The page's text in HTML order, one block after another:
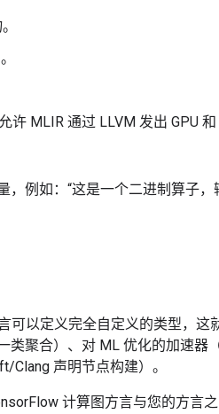
MLIR 通过 LLVM 发出 GPU 和
例如：“这是一个二进制算子，
可以定义完全自定义的类型，这
类聚合）、对 ML 优化的加速器
Clang 声明节点构建）。
计算图方言与您的方言之